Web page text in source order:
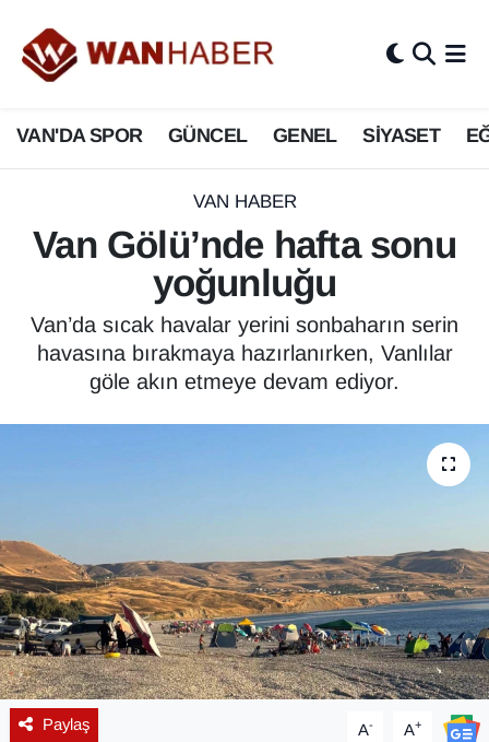
VAN'DA SPOR GÜNCEL GENEL SİYASET
VAN HABER
Van Gölü’nde hafta sonu
yoğunluğu
Van’da sıcak havalar yerini sonbaharın serin
havasına bırakmaya hazırlanırken, Vanlılar
göle akın etmeye devam ediyor.
Paylaş A- A+
3.SAYFA
ASAYİŞ
BİLİM VE TEKNOLOJİ
Biyografi
Bölge Haberleri
ÇEVRE
DÜNYA
EĞİTİM
EKONOMİ
Van Nöbetçi Eczaneler
Van Hava Durumu
Van Namaz Vakitleri
Van Trafik Yoğunluk Haritası
Süper Lig Puan Durumu ve Fikstür
Tüm Manşetler